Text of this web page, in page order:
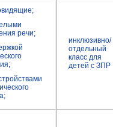
речи;
инклюзивно/
отдельный
класс для
детей с ЗПР